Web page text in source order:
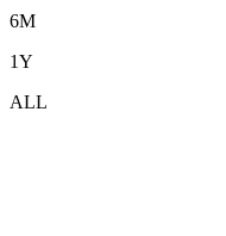
6M
1Y
ALL